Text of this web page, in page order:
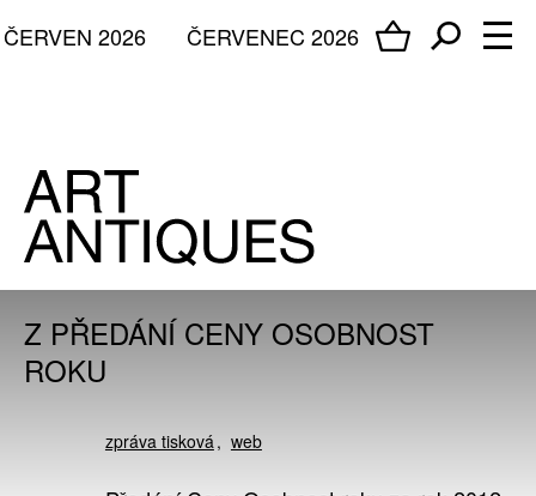
ČERVENEC 2026
ČERVEN 2026
Z PŘEDÁNÍ CENY OSOBNOST
ROKU
zpráva tisková web